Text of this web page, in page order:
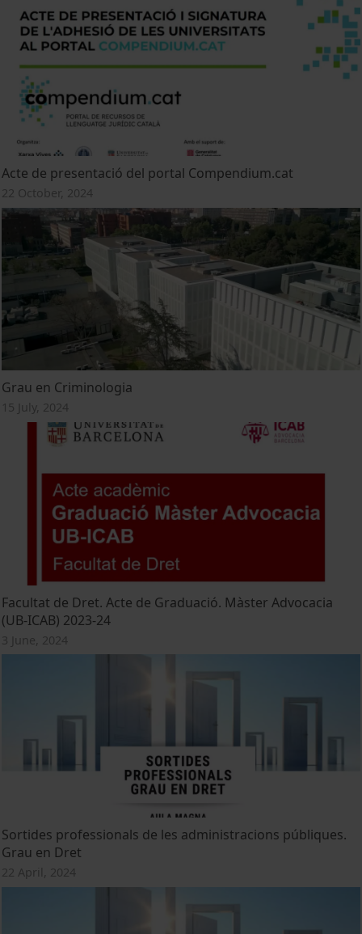
Acte de presentació del portal Compendium.cat
22 October, 2024
Grau en Criminologia
15 July, 2024
Facultat de Dret. Acte de Graduació. Màster Advocacia
(UB-ICAB) 2023-24
3 June, 2024
Sortides professionals de les administracions públiques.
Grau en Dret
22 April, 2024